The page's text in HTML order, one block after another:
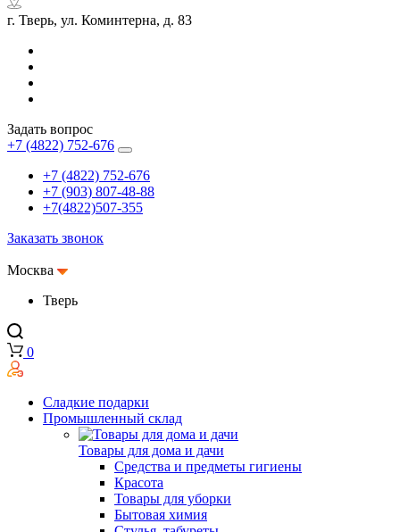
г. Тверь, ул. Коминтерна, д. 83
Задать вопрос
+7 (4822) 752-676
+7 (4822) 752-676
+7 (903) 807-48-88
+7(4822)507-355
Заказать звонок
Москва
Тверь
0
Сладкие подарки
Промышленный склад
Товары для дома и дачи
Средства и предметы гигиены
Красота
Товары для уборки
Бытовая химия